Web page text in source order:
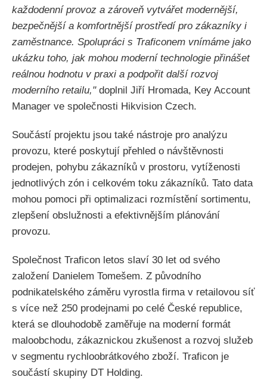
každodenní provoz a zároveň vytvářet modernější,
bezpečnější a komfortnější prostředí pro zákazníky i
zaměstnance. Spolupráci s Traficonem vnímáme jako
ukázku toho, jak mohou moderní technologie přinášet
reálnou hodnotu v praxi a podpořit další rozvoj
moderního retailu,"doplnil Jiří Hromada, Key Account
Manager ve společnosti Hikvision Czech.
Součástí projektu jsou také nástroje pro analýzu
provozu, které poskytují přehled o návštěvnosti
prodejen, pohybu zákazníků v prostoru, vytíženosti
jednotlivých zón i celkovém toku zákazníků. Tato data
mohou pomoci při optimalizaci rozmístění sortimentu,
zlepšení obslužnosti a efektivnějším plánování
provozu.
Společnost Traficon letos slaví 30 let od svého
založení Danielem Tomešem. Z původního
podnikatelského záměru vyrostla firma v retailovou síť
s více než 250 prodejnami po celé České republice,
která se dlouhodobě zaměřuje na moderní formát
maloobchodu, zákaznickou zkušenost a rozvoj služeb
v segmentu rychloobrátkového zboží. Traficon je
součástí skupiny DT Holding.